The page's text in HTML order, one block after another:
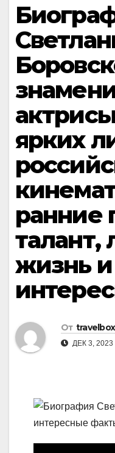
ярких
ранние
талант,
жизнь
От
ДЕК 3, 2023